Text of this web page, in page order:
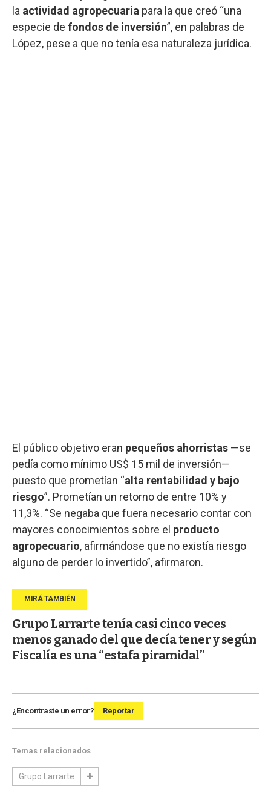
la actividad agropecuaria para la que creó “una
especie de fondos de inversión”, en palabras de
López, pese a que no tenía esa naturaleza jurídica.
El público objetivo eran pequeños ahorristas —se
pedía como mínimo US$ 15 mil de inversión—
puesto que prometían “alta rentabilidad y bajo
riesgo”. Prometían un retorno de entre 10% y
11,3%. “Se negaba que fuera necesario contar con
mayores conocimientos sobre el producto
agropecuario, afirmándose que no existía riesgo
alguno de perder lo invertido”, afirmaron.
Grupo Larrarte tenía casi cinco veces
menos ganado del que decía tener y según
Fiscalía es una “estafa piramidal”
¿Encontraste un error? Reportar
Temas relacionados
Grupo Larrarte